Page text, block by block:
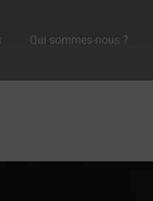
Qui sommes-nous ?